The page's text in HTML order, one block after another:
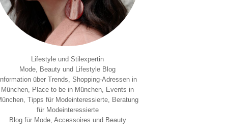
Lifestyle und Stilexpertin
Mode, Beauty und Lifestyle Blog
über Trends, Shopping-Adressen in
München, Place to be in München, Events in
Tipps für Modeinteressierte, Beratung
für Modeinteressierte
Blog für Mode, Accessoires und Beauty